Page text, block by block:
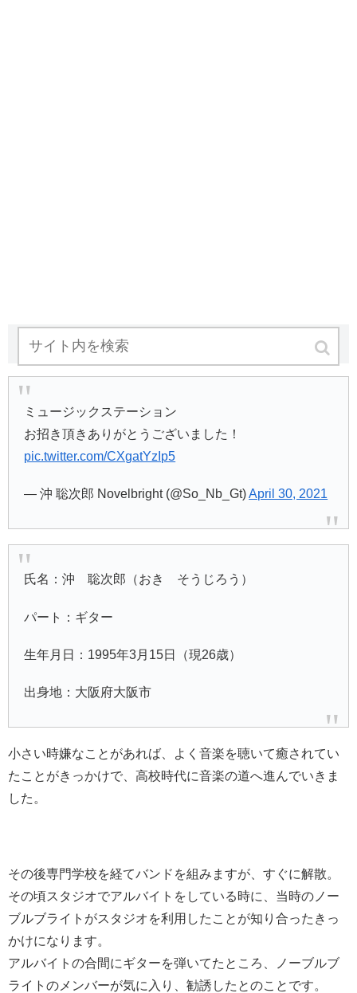
３位 沖聡次郎
ミュージックステーション
お招き頂きありがとうございました！
pic.twitter.com/CXgatYzIp5
— 沖 聡次郎 Novelbright (@So_Nb_Gt)April 30, 2021
氏名：沖 聡次郎（おき そうじろう）
パート：ギター
生年月日：1995年3月15日（現26歳）
出身地：大阪府大阪市
小さい時嫌なことがあれば、よく音楽を聴いて癒されてい
たことがきっかけで、高校時代に音楽の道へ進んでいきま
した。
その後専門学校を経てバンドを組みますが、すぐに解散。
その頃スタジオでアルバイトをしている時に、当時のノー
ブルブライトがスタジオを利用したことが知り合ったきっ
かけになります。
アルバイトの合間にギターを弾いてたところ、ノーブルブ
ライトのメンバーが気に入り、勧誘したとのことです。